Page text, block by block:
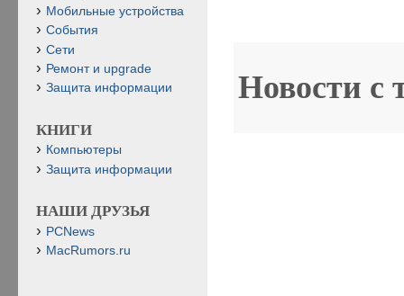
Новости с
Мобильные устройства
События
Сети
Ремонт и upgrade
Защита информации
КНИГИ
Компьютеры
Защита информации
НАШИ ДРУЗЬЯ
PCNews
MacRumors.ru